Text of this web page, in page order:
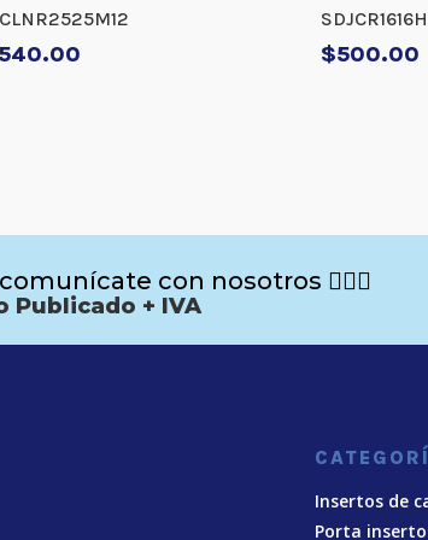
540.00 $500.00
con nosotros 🙋🏻‍♂️
Publicado + IVA
Insertos de
Porta